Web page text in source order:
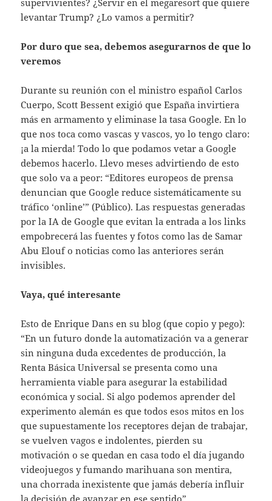
supervivientes? ¿Servir en el megaresort que quiere
levantar Trump? ¿Lo vamos a permitir?
Por duro que sea, debemos asegurarnos de que lo
veremos
Durante su reunión con el ministro español Carlos
Cuerpo, Scott Bessent exigió que España invirtiera
más en armamento y eliminase la tasa Google. En lo
que nos toca como vascas y vascos, yo lo tengo claro:
¡a la mierda! Todo lo que podamos vetar a Google
debemos hacerlo. Llevo meses advirtiendo de esto
que solo va a peor: “Editores europeos de prensa
denuncian que Google reduce sistemáticamente su
tráfico ‘online’” (Público). Las respuestas generadas
por la IA de Google que evitan la entrada a los links
empobrecerá las fuentes y fotos como las de Samar
Abu Elouf o noticias como las anteriores serán
invisibles.
Vaya, qué interesante
Esto de Enrique Dans en su blog (que copio y pego):
“En un futuro donde la automatización va a generar
sin ninguna duda excedentes de producción, la
Renta Básica Universal se presenta como una
herramienta viable para asegurar la estabilidad
económica y social. Si algo podemos aprender del
experimento alemán es que todos esos mitos en los
que supuestamente los receptores dejan de trabajar,
se vuelven vagos e indolentes, pierden su
motivación o se quedan en casa todo el día jugando
videojuegos y fumando marihuana son mentira,
una chorrada inexistente que jamás debería influir